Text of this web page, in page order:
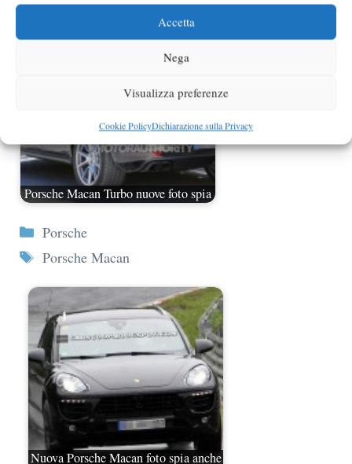
Accetta
Nega
Visualizza preferenze
Cookie PolicyDichiarazione sulla Privacy
Porsche Macan Turbo nuove foto spia
Categorie
Porsche
Tag
Porsche Macan
Nuova Porsche Macan foto spia anche